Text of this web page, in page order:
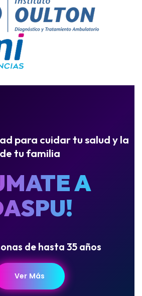
para cuidar tu salud y la
de tu familia
A
de hasta 35 años
Ver Más